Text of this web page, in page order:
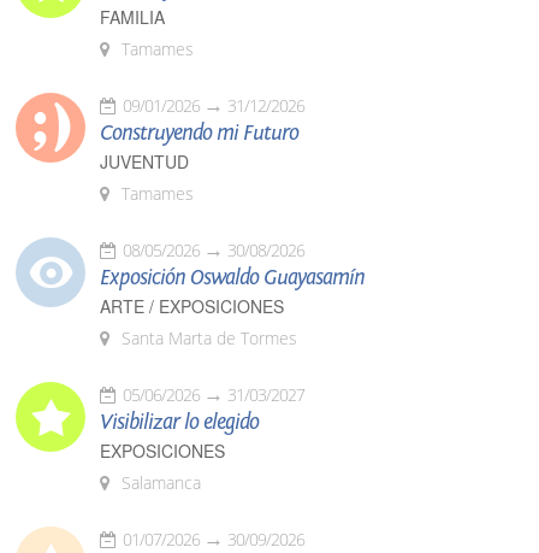
FAMILIA
Tamames
09/01/2026 31/12/2026
Construyendo mi Futuro
JUVENTUD
Tamames
08/05/2026 30/08/2026
Exposición Oswaldo Guayasamín
ARTE / EXPOSICIONES
Santa Marta de Tormes
05/06/2026 31/03/2027
Visibilizar lo elegido
EXPOSICIONES
Salamanca
01/07/2026 30/09/2026